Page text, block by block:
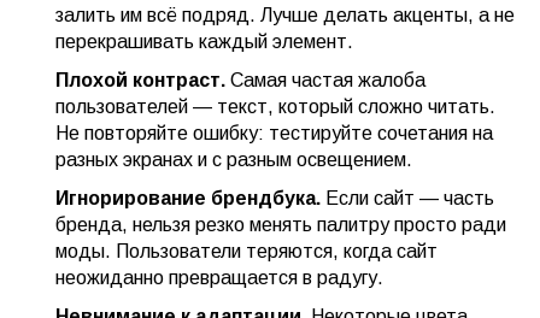
залить им всё подряд. Лучше делать акценты, а не
перекрашивать каждый элемент.
Плохой контраст. Самая частая жалоба
пользователей — текст, который сложно читать.
Не повторяйте ошибку: тестируйте сочетания на
разных экранах и с разным освещением.
Игнорирование брендбука. Если сайт — часть
бренда, нельзя резко менять палитру просто ради
моды. Пользователи теряются, когда сайт
неожиданно превращается в радугу.